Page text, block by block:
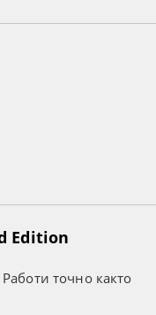
Edition
точно както